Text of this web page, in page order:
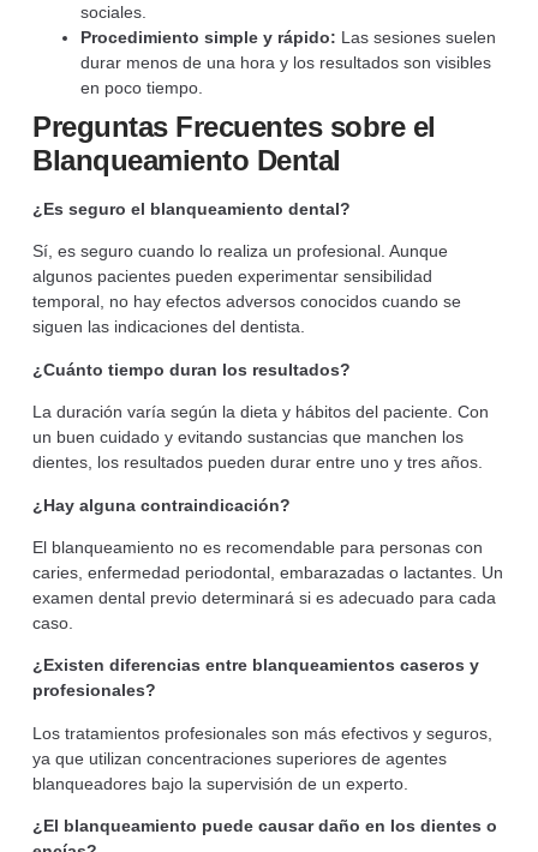
sociales.
Procedimiento simple y rápido: Las sesiones suelen
durar menos de una hora y los resultados son visibles
en poco tiempo.
Preguntas Frecuentes sobre el
Blanqueamiento Dental
¿Es seguro el blanqueamiento dental?
Sí, es seguro cuando lo realiza un profesional. Aunque
algunos pacientes pueden experimentar sensibilidad
temporal, no hay efectos adversos conocidos cuando se
siguen las indicaciones del dentista.
¿Cuánto tiempo duran los resultados?
La duración varía según la dieta y hábitos del paciente. Con
un buen cuidado y evitando sustancias que manchen los
dientes, los resultados pueden durar entre uno y tres años.
¿Hay alguna contraindicación?
El blanqueamiento no es recomendable para personas con
caries, enfermedad periodontal, embarazadas o lactantes. Un
examen dental previo determinará si es adecuado para cada
caso.
¿Existen diferencias entre blanqueamientos caseros y
profesionales?
Los tratamientos profesionales son más efectivos y seguros,
ya que utilizan concentraciones superiores de agentes
blanqueadores bajo la supervisión de un experto.
¿El blanqueamiento puede causar daño en los dientes o